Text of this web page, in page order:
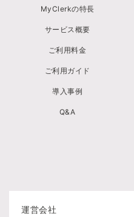
MyClerkの特長
サービス概要
ご利用料金
ご利用ガイド
導入事例
Q&A
運営会社